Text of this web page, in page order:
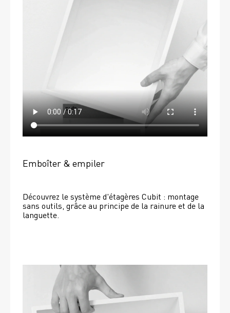
Emboîter & empiler
Découvrez le système d'étagères Cubit : montage
sans outils, grâce au principe de la rainure et de la
languette.